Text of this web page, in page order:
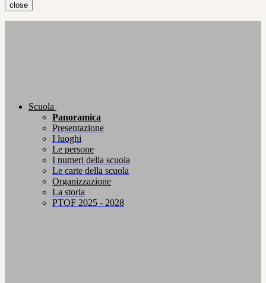
close
Scuola
Panoramica
Presentazione
I luoghi
Le persone
I numeri della scuola
Le carte della scuola
Organizzazione
La storia
PTOF 2025 - 2028